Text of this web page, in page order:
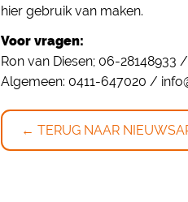
hier gebruik van maken.
Voor vragen:
Ron van Diesen; 06-28148933
Algemeen: 0411-647020 /
← TERUG NAAR